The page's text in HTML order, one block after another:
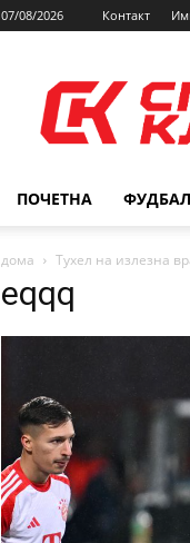
07/08/2026 Контакт
ПОЧЕТНА ФУДБАЛ
дома Тухел на излезна
eqqq